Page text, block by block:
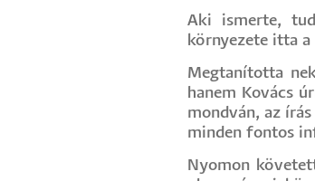
Aki ismerte,
környezete itta
Megtanította
hanem Kovács
mondván, az
minden fontos
Nyomon